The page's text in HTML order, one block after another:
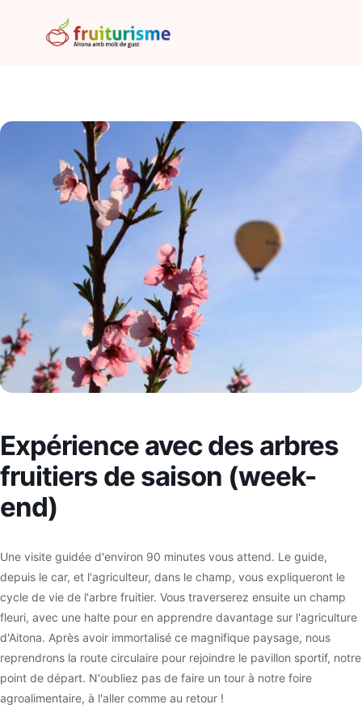
Expérience avec des arbres
fruitiers de saison (week-
end)
Une visite guidée d'environ 90 minutes vous attend. Le guide,
depuis le car, et l'agriculteur, dans le champ, vous expliqueront le
cycle de vie de l'arbre fruitier. Vous traverserez ensuite un champ
fleuri, avec une halte pour en apprendre davantage sur l'agriculture
d'Aitona. Après avoir immortalisé ce magnifique paysage, nous
reprendrons la route circulaire pour rejoindre le pavillon sportif, notre
point de départ. N'oubliez pas de faire un tour à notre foire
agroalimentaire, à l'aller comme au retour !